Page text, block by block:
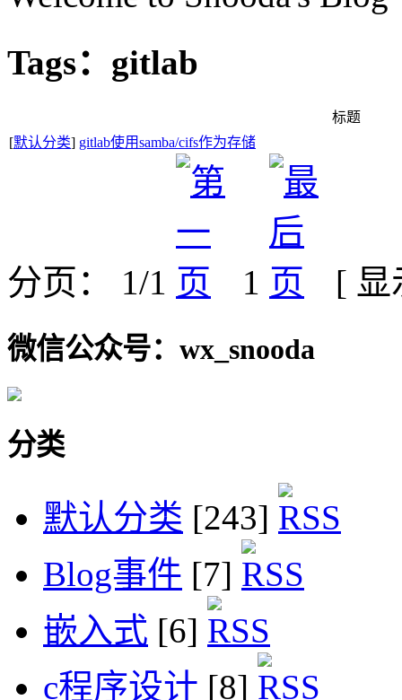
Tags：gitlab
标题
[默认分类] gitlab使用samba/cifs作为存储
分页： 1/1 1 [
微信公众号：wx_snooda
分类
默认分类 [243]
Blog事件 [7]
嵌入式 [6]
c程序设计 [8]